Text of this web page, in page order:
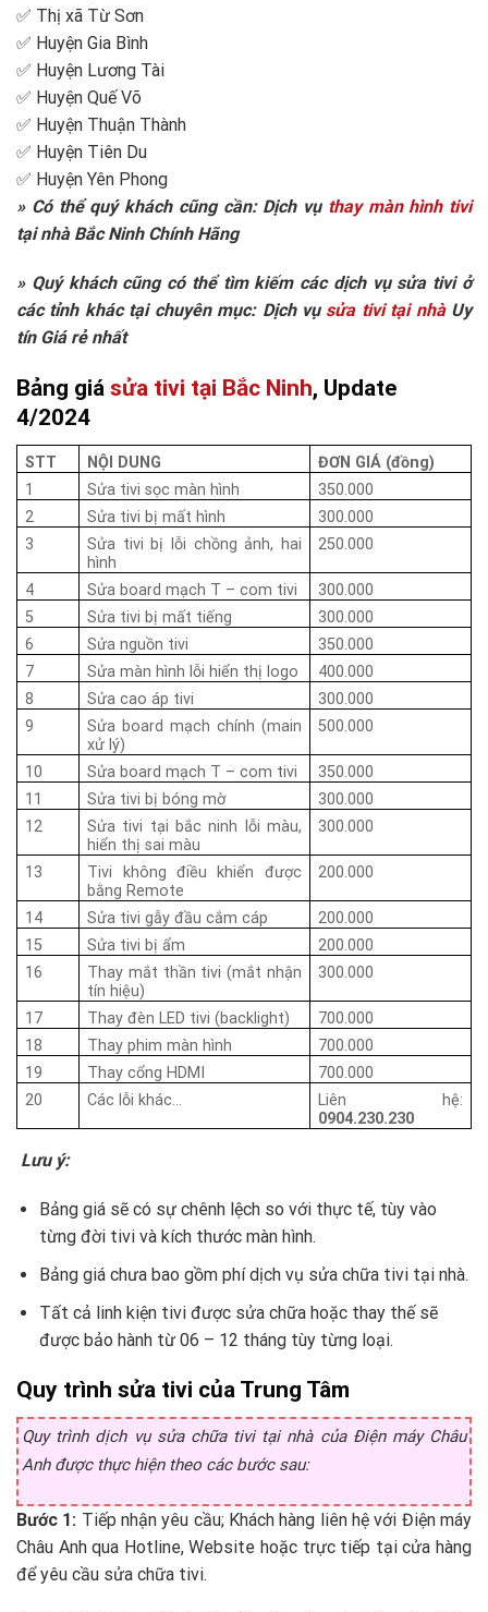
✅ Thị xã Từ Sơn
✅ Huyện Gia Bình
✅ Huyện Lương Tài
✅ Huyện Quế Võ
✅ Huyện Thuận Thành
✅ Huyện Tiên Du
✅ Huyện Yên Phong
» Có thể quý khách cũng cần: Dịch vụ thay màn hình tivi
tại nhà Bắc Ninh Chính Hãng
» Quý khách cũng có thể tìm kiếm các dịch vụ sửa tivi ở
các tỉnh khác tại chuyên mục: Dịch vụ sửa tivi tại nhàUy
tín Giá rẻ nhất
Bảng giá sửa tivi tại Bắc Ninh, Update
4/2024
STT NỘI DUNG
ĐƠN GIÁ (đồng)
1
Sửa tivi sọc màn hình
350.000
2
Sửa tivi bị mất hình
300.000
3
Sửa tivi bị lỗi chồng ảnh, hai
hình
250.000
4 Sửa board mạch T – com tivi
300.000
5
Sửa tivi bị mất tiếng
300.000
6
Sửa nguồn tivi
350.000
7
Sửa màn hình lỗi hiển thị logo
400.000
8
Sửa cao áp tivi
300.000
9
Sửa board mạch chính (main
xử lý)
500.000
10 Sửa board mạch T – com tivi
350.000
11
Sửa tivi bị bóng mờ
300.000
12
Sửa tivi tại bắc ninh lỗi màu,
hiển thị sai màu
300.000
13
Tivi không điều khiển được
bằng Remote
200.000
14 Sửa tivi gẫy đầu cắm cáp
200.000
15
Sửa tivi bị ẩm
200.000
16
Thay mắt thần tivi (mắt nhận
tín hiệu)
300.000
17 Thay đèn LED tivi (backlight)
700.000
18
Thay phim màn hình
700.000
19
Thay cổng HDMI
700.000
20
Các lỗi khác…
Liên hệ:
0904.230.230
Lưu ý:
Bảng giá sẽ có sự chênh lệch so với thực tế, tùy vào
từng đời tivi và kích thước màn hình.
Bảng giá chưa bao gồm phí dịch vụ sửa chữa tivi tại nhà.
Tất cả linh kiện tivi được sửa chữa hoặc thay thế sẽ
được bảo hành từ 06 – 12 tháng tùy từng loại.
Quy trình sửa tivi của Trung Tâm
Quy trình dịch vụ sửa chữa tivi tại nhà của Điện máy Châu
Anh được thực hiện theo các bước sau:
Bước 1: Tiếp nhận yêu cầu; Khách hàng liên hệ với Điện máy
Châu Anh qua Hotline, Website hoặc trực tiếp tại cửa hàng
để yêu cầu sửa chữa tivi.